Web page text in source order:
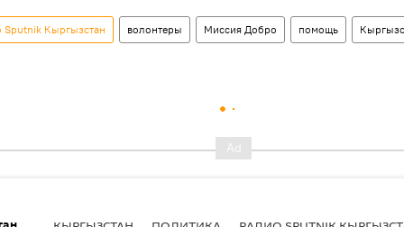
Sputnik Кыргызстан волонтеры Миссия Добро помощь